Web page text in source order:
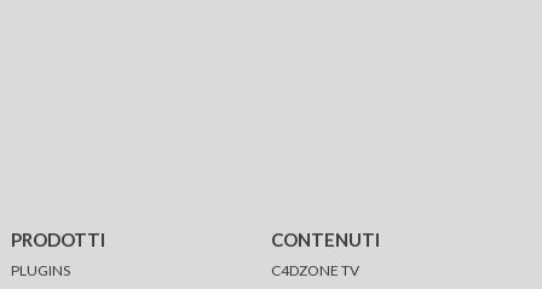
PRODOTTI
PLUGINS
CONTENUTI
C4DZONE TV